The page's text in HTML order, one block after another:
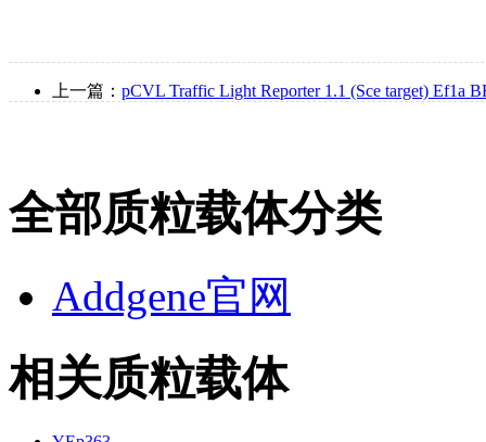
上一篇： pCVL Traffic Light Reporter 1.1 (Sce target) Ef1a
全部质粒载体分类
Addgene官网
相关质粒载体